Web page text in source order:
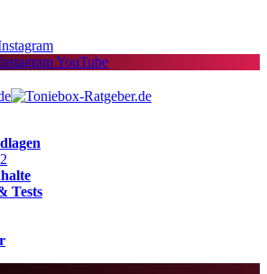
YouTube
Tests